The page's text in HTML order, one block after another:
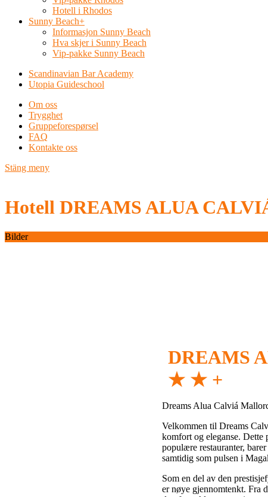
Hotell i Rhodos
Sunny Beach+
Informasjon Sunny Beach
Hva skjer i Sunny Beach
Vip-pakke Sunny Beach
Scandinavian Bar Academy
Utopia Guideschool
Om oss
Trygghet
Gruppeforespørsel
FAQ
Kontakte oss
Stäng meny
Hotell DREAMS ALUA
Bilder
DREAMS
★ ★ +
Dreams Alua Calviá
Velkommen til Dreams
komfort og eleganse. Dette
populære restauranter,
samtidig som pulsen i
Som en del av den
er nøye gjennomtenkt. Fra